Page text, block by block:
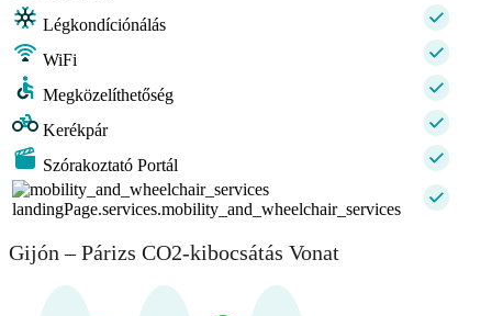
Légkondíciónálás
WiFi
Megközelíthetőség
Kerékpár
Szórakoztató Portál
landingPage.services.mobility_and_wheelchair_services
Gijón – Párizs CO2-kibocsátás Vonat